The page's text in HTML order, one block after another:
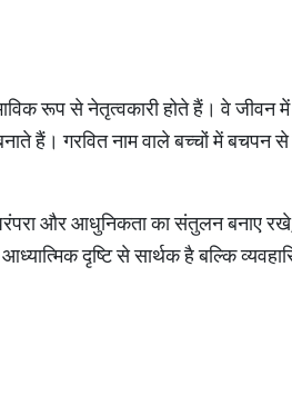
रूप से नेतृत्वकारी होते हैं। वे
हैं। गरवित नाम वाले बच्चों में बचपन से
और आधुनिकता का संतुलन बनाए रखे,
दृष्टि से सार्थक है बल्कि